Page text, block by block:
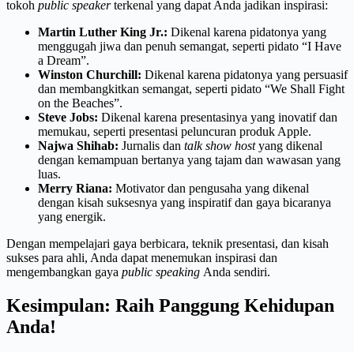
tokoh public speakerterkenal yang dapat Anda jadikan inspirasi:
Martin Luther King Jr.: Dikenal karena pidatonya yang
menggugah jiwa dan penuh semangat, seperti pidato “I Have
a Dream”.
Winston Churchill: Dikenal karena pidatonya yang persuasif
dan membangkitkan semangat, seperti pidato “We Shall Fight
on the Beaches”.
Steve Jobs: Dikenal karena presentasinya yang inovatif dan
memukau, seperti presentasi peluncuran produk Apple.
Najwa Shihab: Jurnalis dan talk show hostyang dikenal
dengan kemampuan bertanya yang tajam dan wawasan yang
luas.
Merry Riana: Motivator dan pengusaha yang dikenal
dengan kisah suksesnya yang inspiratif dan gaya bicaranya
yang energik.
Dengan mempelajari gaya berbicara, teknik presentasi, dan kisah
sukses para ahli, Anda dapat menemukan inspirasi dan
mengembangkan gaya public speaking Anda sendiri.
Kesimpulan: Raih Panggung Kehidupan
Anda!